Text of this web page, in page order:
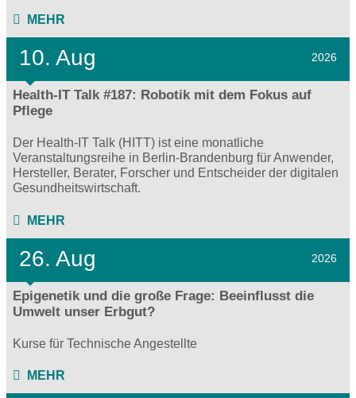
MEHR
10. Aug 2026
Health-IT Talk #187: Robotik mit dem Fokus auf
Pflege
Der Health-IT Talk (HITT) ist eine monatliche
Veranstaltungsreihe in Berlin-Brandenburg für Anwender,
Hersteller, Berater, Forscher und Entscheider der digitalen
Gesundheitswirtschaft.
MEHR
26. Aug 2026
Epigenetik und die große Frage: Beeinflusst die
Umwelt unser Erbgut?
Kurse für Technische Angestellte
MEHR